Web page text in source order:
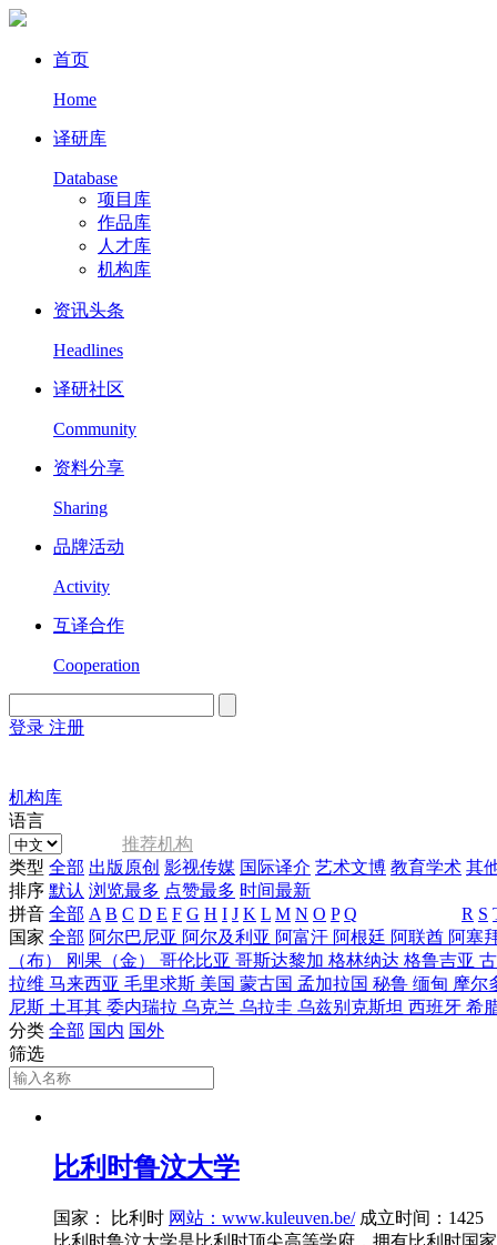
首页
Home
译研库
Database
项目库
作品库
人才库
机构库
资讯头条
Headlines
译研社区
Community
资料分享
Sharing
品牌活动
Activity
互译合作
Cooperation
登录 注册
机构库
语言
推荐机构
类型 全部 出版原创 影视传媒 国际译介 艺术文博 教育学术 其
排序 默认 浏览最多 点赞最多 时间最新
拼音 全部 A B C D E F G H I J K L M N O P Q R S
国家 全部 阿尔巴尼亚 阿尔及利亚 阿富汗 阿根廷 阿联酋 阿塞
（布）
刚果（金） 哥伦比亚 哥斯达黎加 格林纳达 格鲁吉亚
拉维 马来西亚 毛里求斯 美国 蒙古国 孟加拉国 秘鲁 缅甸 摩尔
尼斯 土耳其 委内瑞拉 乌克兰 乌拉圭 乌兹别克斯坦 西班牙 希
分类 全部 国内 国外
筛选
比利时鲁汶大学
国家： 比利时 网站：www.kuleuven.be/ 成立时间：1425